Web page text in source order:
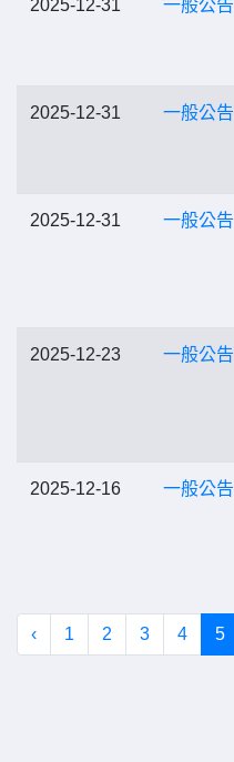
2025-12-31 一般公告
2025-12-31 一般公告
2025-12-31 一般公告
2025-12-23 一般公告
2025-12-16 一般公告
‹ 1 2 3 4 5